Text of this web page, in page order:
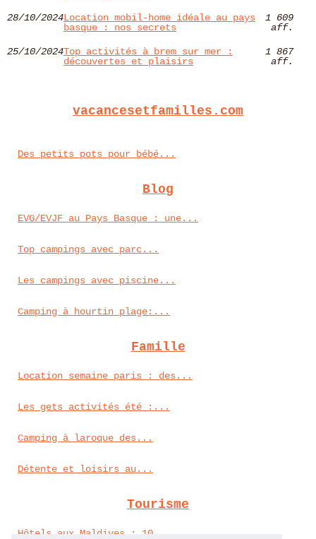
28/10/2024Location mobil-home idéale au pays
basque : nos secrets
1 609
aff.
25/10/2024Top activités à brem sur mer :
découvertes et plaisirs
1 867
aff.
vacancesetfamilles.com
Des petits pots pour bébé...
Blog
EVG/EVJF au Pays Basque : une...
Top campings avec parc...
Les campings avec piscine...
Camping à hourtin plage:...
Famille
Location semaine paris : des...
Les gets activités été :...
Camping à laroque des...
Détente et loisirs au...
Tourisme
Hôtels aux Maldives : 10...